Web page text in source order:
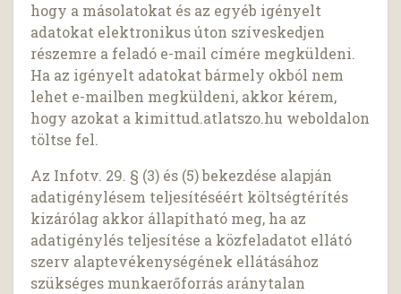
hogy a másolatokat és az egyéb igényelt
adatokat elektronikus úton szíveskedjen
részemre a feladó e-mail címére megküldeni.
Ha az igényelt adatokat bármely okból nem
lehet e-mailben megküldeni, akkor kérem,
hogy azokat a kimittud.atlatszo.hu weboldalon
töltse fel.
Az Infotv. 29. § (3) és (5) bekezdése alapján
adatigénylésem teljesítéséért költségtérítés
kizárólag akkor állapítható meg, ha az
adatigénylés teljesítése a közfeladatot ellátó
szerv alaptevékenységének ellátásához
szükséges munkaerőforrás aránytalan